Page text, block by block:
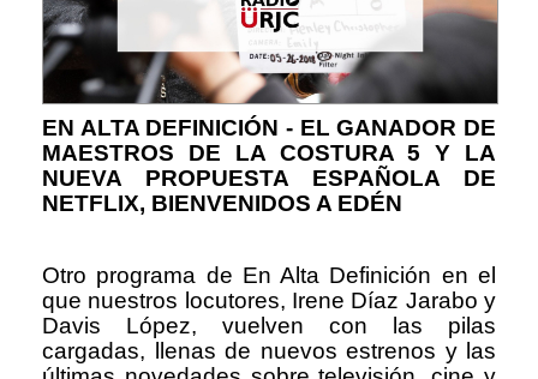
EN ALTA DEFINICIÓN - EL GANADOR DE
MAESTROS DE LA COSTURA 5 Y LA
NUEVA PROPUESTA ESPAÑOLA DE
NETFLIX, BIENVENIDOS A EDÉN
Otro programa de En Alta Definición en el
que nuestros locutores, Irene Díaz Jarabo y
Davis López, vuelven con las pilas
cargadas, llenas de nuevos estrenos y las